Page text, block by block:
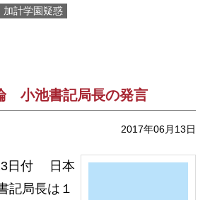
加計学園疑惑
小池書記局長の発言
2017年06月13日
日付 日本
記局長は１